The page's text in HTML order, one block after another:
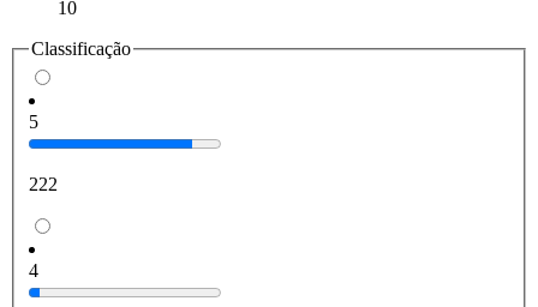
10
Classificação
5
222
4